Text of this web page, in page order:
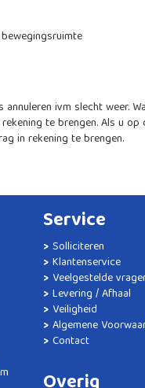
ivm slecht weer.
te brengen. Als u op
in rekening te brengen.
Service
Solliciteren
Klantenservice
Veelgestelde
Levering / Afhaal
Veiligheid
Algemene
Contact